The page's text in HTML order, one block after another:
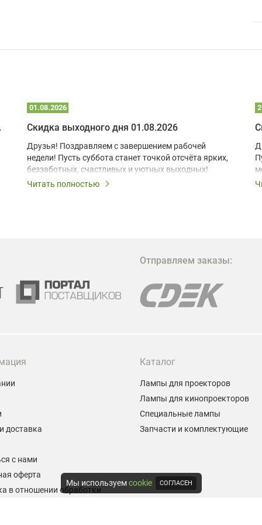
01.08.2026
Скидка выходного дня 01.08.2026
Друзья! Поздравляем с завершением рабочей
недели! Пусть суббота станет точкой отсчёта ярких,
беззаботных, счастливых и уютных выходных!
Читать полностью
Отправляем заказы:
доставка
с нами
оферта
в отношении обработки
Каталог
Лампы для проекторов
Лампы для кинопроекторов
Специальные лампы
Запчасти и комплектующие
Мы используемcookie СОГЛАСЕН